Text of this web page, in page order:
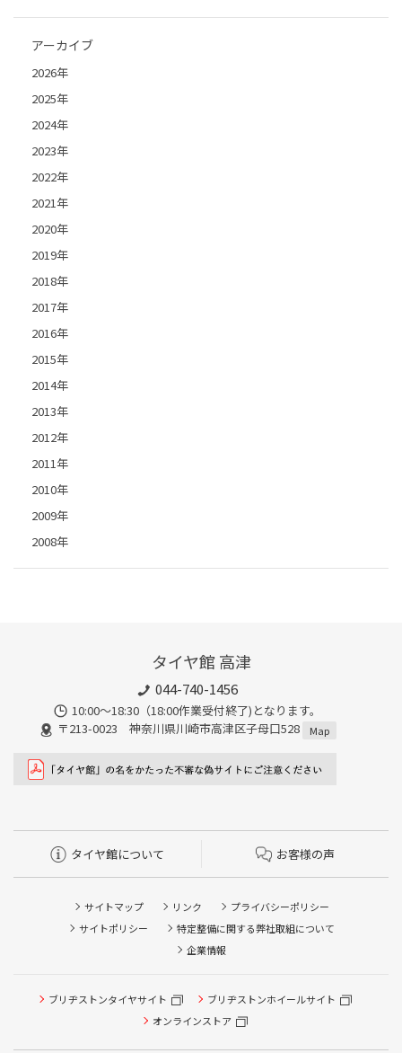
アーカイブ
2026年
2025年
2024年
2023年
2022年
2021年
2020年
2019年
2018年
2017年
2016年
2015年
2014年
2013年
2012年
2011年
2010年
2009年
2008年
タイヤ館 高津
044-740-1456
10:00～18:30（18:00作業受付終了)となります。
〒213-0023 神奈川県川崎市高津区子母口528
Map
タイヤ館について お客様の声
サイトマップ リンク
プライバシーポリシー
サイトポリシー
特定整備に関する弊社取組について
企業情報
ブリヂストンタイヤサイト
ブリヂストンホイールサイト
オンラインストア
タイヤ点検・安全点検/タイヤ履き替え/オイル交換/その他
ピット作業の予約